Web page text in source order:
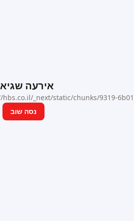
אירעה
_next/static/chunks/9319-
נסה שוב